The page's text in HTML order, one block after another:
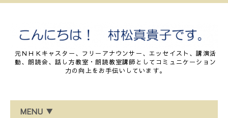
元ＮＨＫキャスター、フリーアナウンサー、エッセイスト、講演活
動、朗読会、話し方教室・朗読教室講師としてコミュニケーション
力の向上をお手伝いしています。
MENU ▼